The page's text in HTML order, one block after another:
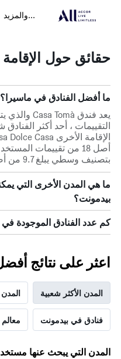
...والمزيد
حقائق حول
ما أفضل الفنادق في ماسيرا؟
التقييمات ، أحد أكثر
بتصنيف وسطي يبلغ 9.7 من أصل 328 من تقييمات المستخدمين.
ما هي المدن الأخرى التي
بيدمونت؟
كم عدد الفنادق الموجودة
اعثر على نتائج
المدن الأكثر شعبية
فنادق في بيدمونت معالم
المدن التي يبحث عنها